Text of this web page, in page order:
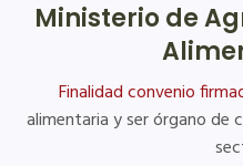
Ministerio de
Finalidad convenio
alimentaria y ser órgano de